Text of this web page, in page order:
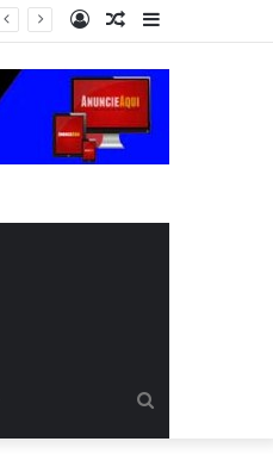
Barra
Artigo
Entrar